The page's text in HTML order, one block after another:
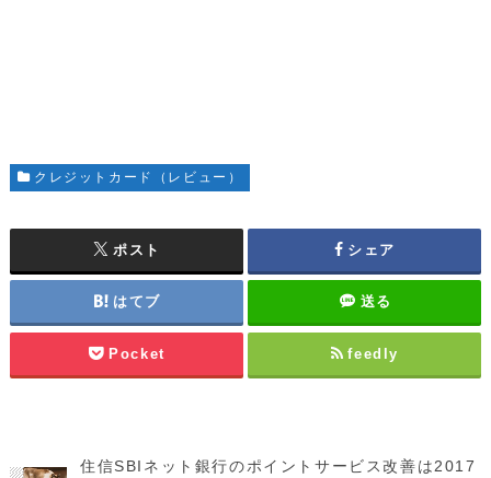
クレジットカード（レビュー）
ポスト シェア
はてブ 送る
Pocket feedly
住信SBIネット銀行のポイントサービス改善は2017